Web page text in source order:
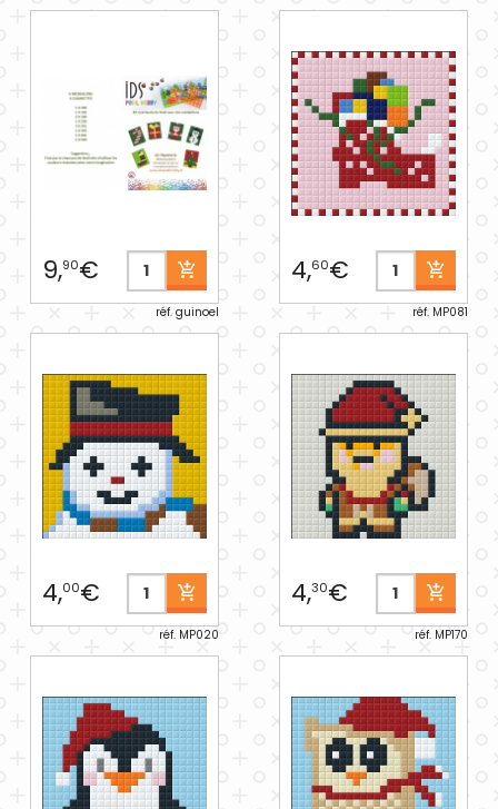
9,90€
réf. guinoel
4,60€
réf. MP081
4,00€
réf. MP020
4,30€
réf. MP170